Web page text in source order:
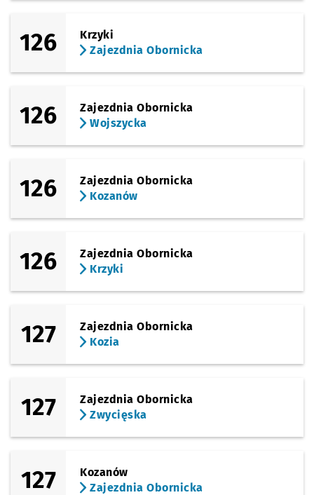
126
Krzyki
Zajezdnia Obornicka
126
Zajezdnia Obornicka
Wojszycka
126
Zajezdnia Obornicka
Kozanów
126
Zajezdnia Obornicka
Krzyki
127
Zajezdnia Obornicka
Kozia
127
Zajezdnia Obornicka
Zwycięska
127
Kozanów
Zajezdnia Obornicka